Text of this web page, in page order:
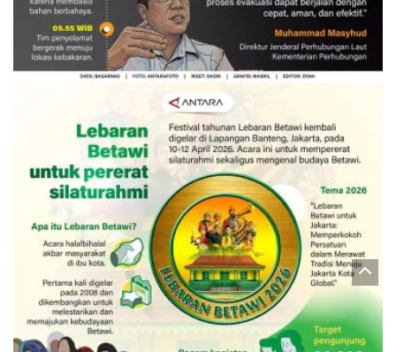
Evakuasi korban kebakaran KM
Mutiara Sentosa 2